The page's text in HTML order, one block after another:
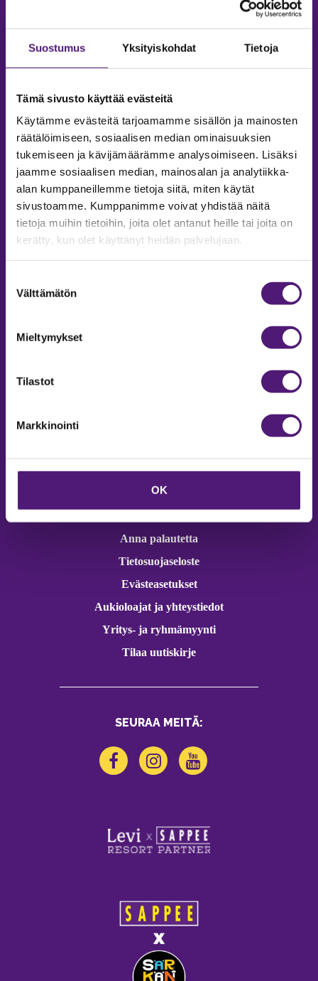
Suostumus Yksityiskohdat Tietoja
Tämä sivusto käyttää evästeitä
Käytämme evästeitä tarjoamamme sisällön ja mainosten
räätälöimiseen, sosiaalisen median ominaisuuksien
tukemiseen ja kävijämäärämme analysoimiseen. Lisäksi
jaamme sosiaalisen median, mainosalan ja analytiikka-
alan kumppaneillemme tietoja siitä, miten käytät
sivustoamme. Kumppanimme voivat yhdistää näitä
tietoja muihin tietoihin, joita olet antanut heille tai joita on
kerätty, kun olet käyttänyt heidän palvelujaan.
valinta
Välttämätön
Mieltymykset
Tilastot
Markkinointi
OK
MAJOITUS
Vastuullisuus
Ympäristöohjelma
Anna palautetta
Tietosuojaseloste
Evästeasetukset
Aukioloajat ja yhteystiedot
Yritys- ja ryhmämyynti
Tilaa uutiskirje
SEURAA MEITÄ: